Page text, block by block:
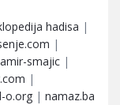
hadisa |
|
amir-smajic |
|
o.org | namaz.ba